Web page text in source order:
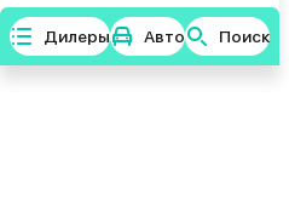
Дилеры Авто Поиск